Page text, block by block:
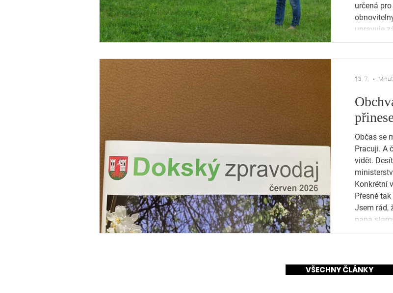
určená
obnovitelných
upravuje
Občas se
Pracuji. A
vidět.
Konkrétní
Přesně
Jsem rád,
pana
13. 7.
VŠECHNY ČLÁNKY